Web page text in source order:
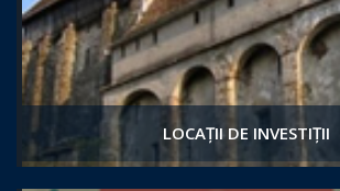
LOCAȚII DE INVESTIȚII